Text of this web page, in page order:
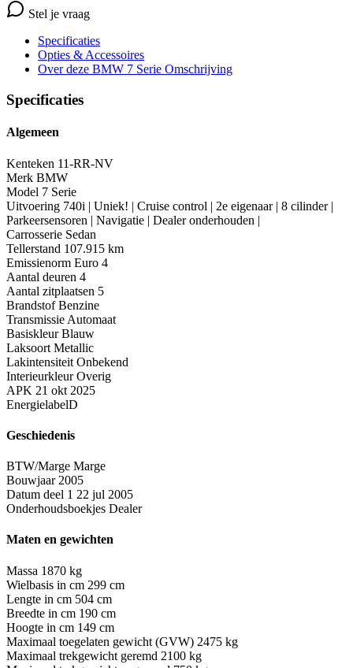
Stel je vraag
Specificaties
Opties & Accessoires
Over deze BMW 7 Serie Omschrijving
Specificaties
Algemeen
Kenteken 11-RR-NV
Merk BMW
Model 7 Serie
Uitvoering 740i | Uniek! | Cruise control | 2e eigenaar | 8 cilinder |
Parkeersensoren | Navigatie | Dealer onderhouden |
Carrosserie Sedan
Tellerstand 107.915 km
Emissienorm Euro 4
Aantal deuren 4
Aantal zitplaatsen 5
Brandstof Benzine
Transmissie Automaat
Basiskleur Blauw
Laksoort Metallic
Lakintensiteit Onbekend
Interieurkleur Overig
APK 21 okt 2025
EnergielabelD
Geschiedenis
BTW/Marge Marge
Bouwjaar 2005
Datum deel 1 22 jul 2005
Onderhoudsboekjes Dealer
Maten en gewichten
Massa 1870 kg
Wielbasis in cm 299 cm
Lengte in cm 504 cm
Breedte in cm 190 cm
Hoogte in cm 149 cm
Maximaal toegelaten gewicht (GVW) 2475 kg
Maximaal trekgewicht geremd 2100 kg